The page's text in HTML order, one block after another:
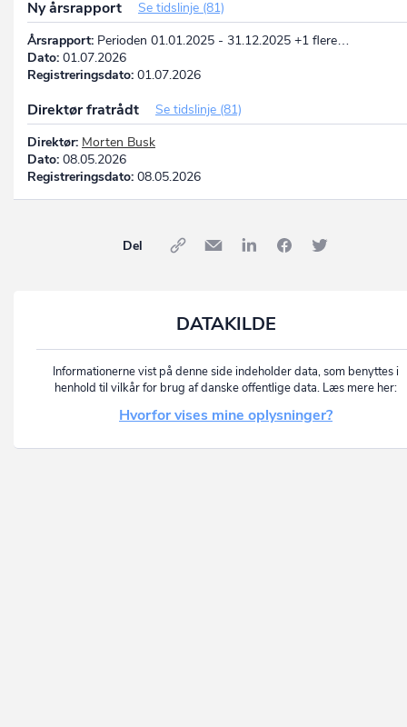
Ny årsrapport
Se tidslinje (81)
Årsrapport: Perioden 01.01.2025 - 31.12.2025 +1 flere…
Dato: 01.07.2026
Registreringsdato: 01.07.2026
Direktør fratrådt
Se tidslinje (81)
Direktør: Morten Busk
Dato: 08.05.2026
Registreringsdato: 08.05.2026
Del
DATAKILDE
Informationerne vist på denne side indeholder data, som benyttes i
henhold til vilkår for brug af danske offentlige data. Læs mere her:
Hvorfor vises mine oplysninger?